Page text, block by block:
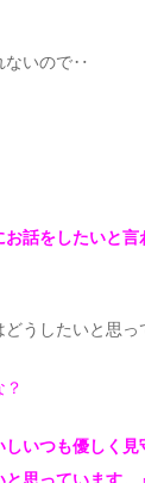
ないので‥
お話をしたいと
うしたいと思っ
しいつも優しく